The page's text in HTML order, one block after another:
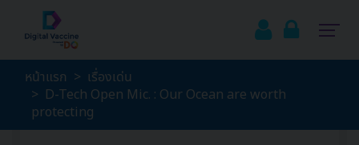
หน้าแรก
เรื่องเด่น
D-Tech Open Mic. : Our Ocean are worth
protecting